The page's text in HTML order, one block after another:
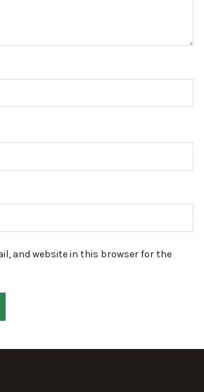
and website in this browser for the